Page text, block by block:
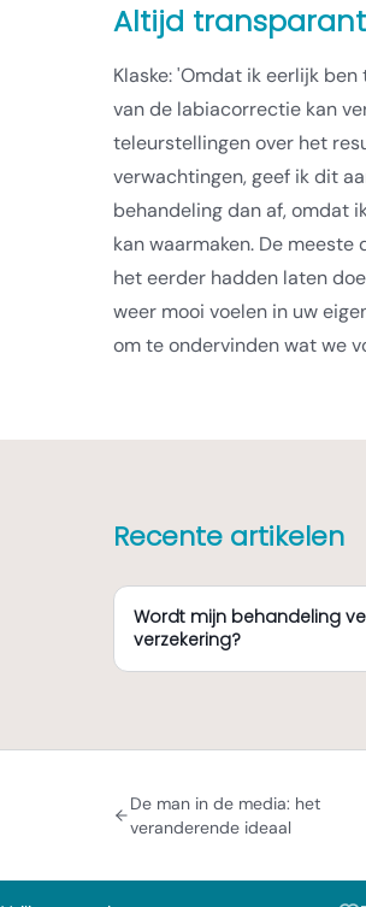
Altijd transparant
Klaske: 'Omdat ik eerlijk
van de labiacorrectie kan
teleurstellingen over het
verwachtingen, geef ik dit
behandeling dan af, omdat
kan waarmaken. De
het eerder hadden laten
weer mooi voelen in uw
om te ondervinden wat we
Recente artikelen
Wordt mijn behandeling
verzekering?
De man in de media: het
veranderende ideaal